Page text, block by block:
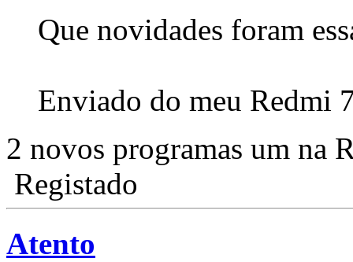
Que novidades foram
Enviado do meu Redmi
2 novos programas um na
Registado
Atento